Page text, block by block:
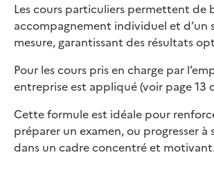
Les cours particuliers permettent de
accompagnement individuel et d’un
mesure, garantissant des résultats
Pour les cours pris en charge par
entreprise est appliqué (voir page 13
Cette formule est idéale pour
préparer un examen, ou progresser à
dans un cadre concentré et motivant.